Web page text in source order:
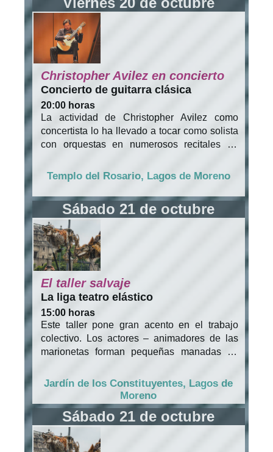
Christopher Avilez en concierto
Concierto de guitarra clásica
20:00 horas
La actividad de Christopher Avilez como
concertista lo ha llevado a tocar como solista
con orquestas en numerosos recitales de
cámara en diversas salas del país,
obteniendo varios premios en concursos
nacionales e internacionales. Realizó sus
estudios en UNAM y después de terminar sus
estudios continuó su preparación en Europa.
Templo del Rosario, Lagos de Moreno
Sábado 21 de octubre
El taller salvaje
La liga teatro elástico
15:00 horas
Este taller pone gran acento en el trabajo
colectivo. Los actores – animadores de las
marionetas forman pequeñas manadas de
guían a través de múltiples actividades como
el armado y la decoración de una máscara –
gorra de lobo, la realización de un títere con
materiales de recuperación, improvisación
sonora y dinámicas colectivas dancístico –
teatrales. Al tiempo que los niños se
Jardín de los Constituyentes, Lagos de
Moreno
Sábado 21 de octubre